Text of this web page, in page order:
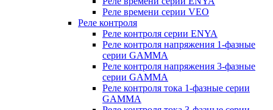
Реле времени серии VEO
Реле контроля
Реле контроля серии ENYA
Реле контроля напряжения 1-фазные
серии GAMMA
Реле контроля напряжения 3-фазные
серии GAMMA
Реле контроля тока 1-фазные серии
GAMMA